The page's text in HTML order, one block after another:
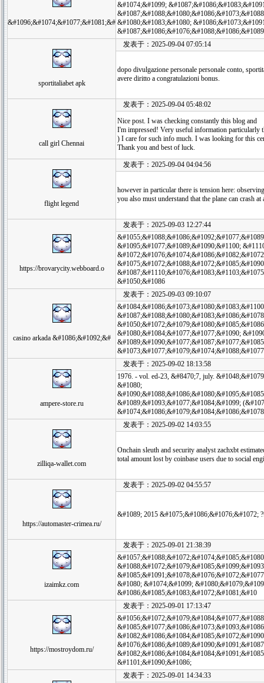
&#1096;&#1074;&#1077;&#1081;&#
&#1074;&#1099;
&#1080;&#1083;&#1080;
sportitaliabet apk
发表于：2025-09-04 07:05:14
dopo divulgazione personale personale conto,
avere diritto a congratulazioni bonus.
call girl Chennai
发表于：2025-09-04 05:48:02
Nice post. I was checking constantly this blog and
I'm impressed! Very useful information particularly
) I care for such info much. I was looking for this
Thank you and best of luck.
flight legend
发表于：2025-09-04 04:04:56
however in particular there is tension here:
you also must understand that the plane can crash at
https://brovarycity.webboard.o
发表于：2025-09-03 12:27:44
&#1095;&#1077;&#1089;&#1090;&#1100;
&#1050;&#1086
casino arkada &#1086;&#1092;&#
发表于：2025-09-03 09:10:07
&#1080;&#1084;&#1077;&#1077;&#1090;
ampere-store.ru
发表于：2025-09-02 18:13:58
1976. - vol. ed-23, &#8470;7, july.
&#1080;
&#1089;&#1093;&#1077;&#1084;&#1099;
zilliqa-wallet.com
发表于：2025-09-02 14:03:55
Onchain sleuth and security analyst zachxbt
total amount lost by coinbase users due to social
https://automaster-crimea.ru/
发表于：2025-09-02 04:55:57
&#1089; 2015 &#1075;&#1086;&#1076;&#1072;
izaimkz.com
发表于：2025-09-01 21:38:39
&#1080; &#1074;&#1099;
&#1086;&#1085;&#1083;&#1072;&#1081;&#10
https://mostroydom.ru/
发表于：2025-09-01 17:13:47
&#1101;&#1090;&#1086;
发表于：2025-09-01 14:34:33